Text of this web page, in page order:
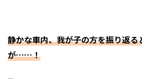
静かな車内、我が子の方を振り返る
が……！